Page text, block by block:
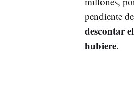
pendiente
descontar
hubiere.